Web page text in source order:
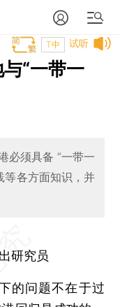
试听
T中
“一带一
必须具备 “一带一
等各方面知识，并
研究员
问题不在于过